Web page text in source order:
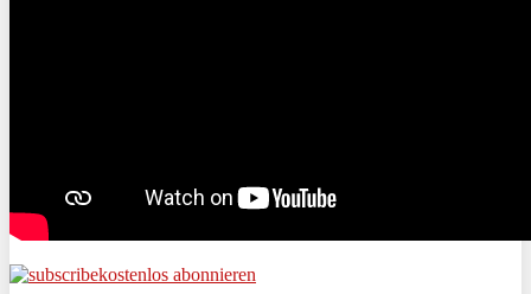
kostenlos abonnieren